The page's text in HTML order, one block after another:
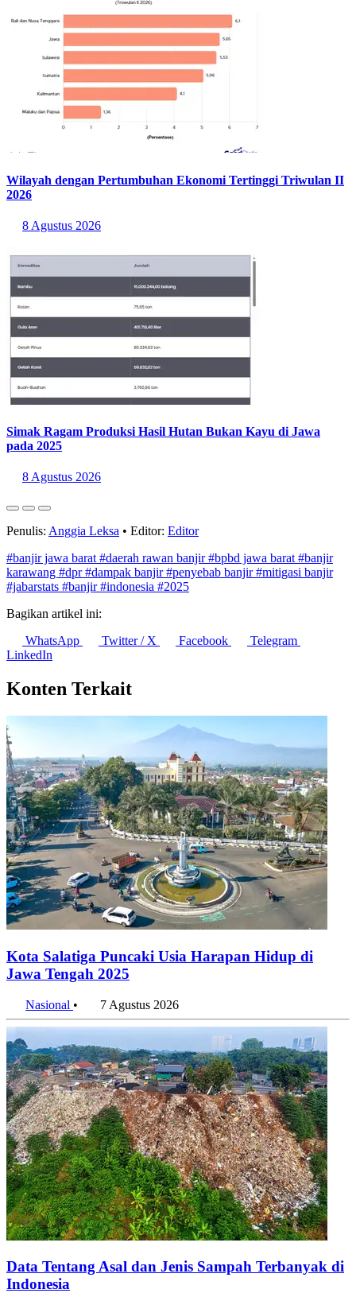
normalisasi pada saluran pembuang Cidawolong dan
Kedunghurang.
Wakil Ketua DPR RI, Saan Mustopa, menegaskan penanganan di
Karangligar ini merupakan bentuk kolaborasi nyata antara
Kementerian Pekerjaan Umum (PU), Pemerintah Kabupaten
Karawang, dan DPR RI untuk menyelesaikan akar masalah secara
sementara, proyek ini ditargetkan selesai pada tahun 2026.
"Insyaallah tahun yang akan datang tidak akan banjir lagi. Ini adalah
menyelesaikan akar masalah banjir. Kalau artifisial saja, itu gak akan
selesai masalah," jelas Saan pada (20/11/25) dikutip
Baca Juga:
Jumlah Banjir di Indonesia Tembus 2.000 Kejadian
pada 2025
Sumber:
Statistik Terbaru
Wilayah dengan Pertumbuhan Ekonomi Tertinggi Triwulan II
2026
pada 2025
8 Agustus 2026
Penulis: Anggia Leksa • Editor:Editor
#banjir jawa barat#daerah rawan banjir#bpbd jawa barat#banjir
karawang#dpr#dampak banjir#penyebab banjir#mitigasi banjir
#jabarstats#banjir#indonesia#2025
Bagikan artikel ini:
WhatsApp
Twitter / X Facebook
Telegram
LinkedIn
Konten Terkait